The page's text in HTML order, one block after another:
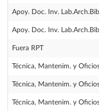
Apoy. Doc. Inv.
Apoy. Doc. Inv.
Fuera RPT
Técnica, Mantenim. y
Técnica, Mantenim. y
Técnica, Mantenim. y